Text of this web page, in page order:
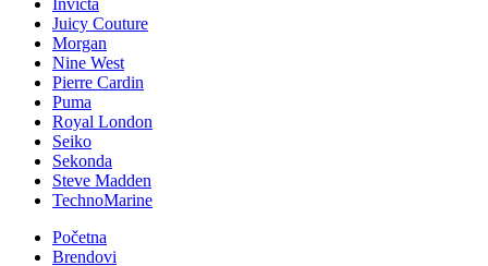
Invicta
Juicy Couture
Morgan
Nine West
Pierre Cardin
Puma
Royal London
Seiko
Sekonda
Steve Madden
TechnoMarine
Početna
Brendovi